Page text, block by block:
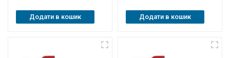
Додати в кошик Додати в кошик